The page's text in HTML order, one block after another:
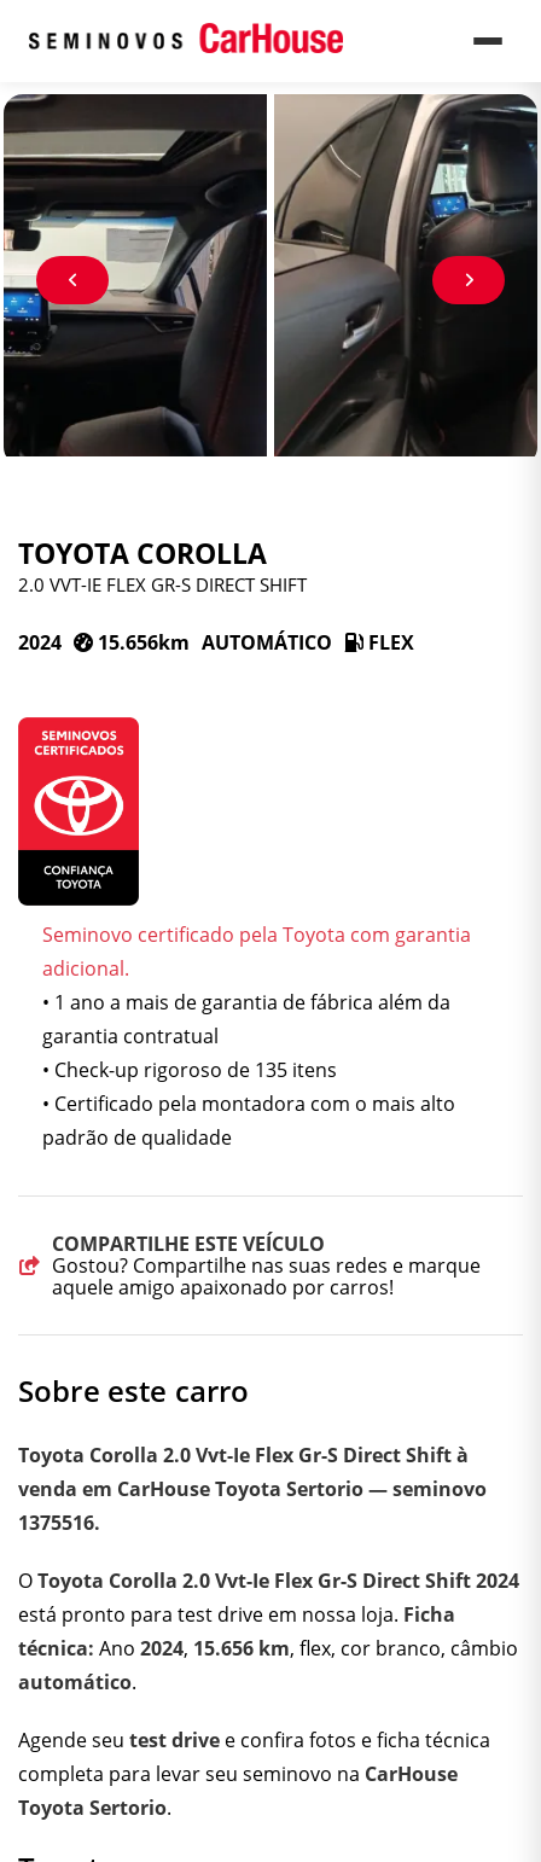
TOYOTA COROLLA
2.0 VVT-IE FLEX GR-S DIRECT SHIFT
2024 15.656km AUTOMÁTICO FLEX
Seminovo certificado pela Toyota com garantia
adicional.
• 1 ano a mais de garantia de fábrica além da
garantia contratual
• Check-up rigoroso de 135 itens
• Certificado pela montadora com o mais alto
padrão de qualidade
COMPARTILHE ESTE VEÍCULO
Gostou? Compartilhe nas suas redes e marque
aquele amigo apaixonado por carros!
Sobre este carro
Toyota Corolla 2.0 Vvt-Ie Flex Gr-S Direct Shift à
venda em CarHouse Toyota Sertorio — seminovo
1375516.
OToyota Corolla 2.0 Vvt-Ie Flex Gr-S Direct Shift 2024
está pronto para test drive em nossa loja. Ficha
técnica: Ano 2024, 15.656 km, flex, cor branco, câmbio
automático.
Agende seu test drive e confira fotos e ficha técnica
completa para levar seu seminovo na CarHouse
Toyota Sertorio.